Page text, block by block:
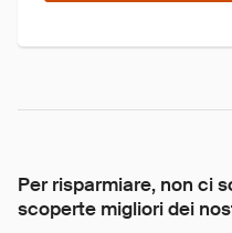
Per risparmiare, non ci
scoperte migliori dei